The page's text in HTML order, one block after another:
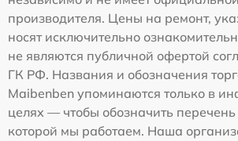
производителя. Цены на ремонт,
носят исключительно
не являются публичной офертой
ГК РФ. Названия и обозначения
Maibenben упоминаются только в
целях — чтобы обозначить перечень
которой мы работаем. Наша